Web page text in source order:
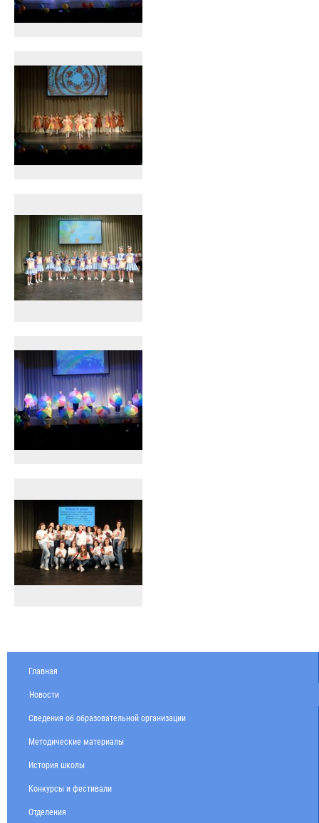
Главная
Новости
Сведения об образовательной организации
Методические материалы
История школы
Конкурсы и фестивали
Отделения